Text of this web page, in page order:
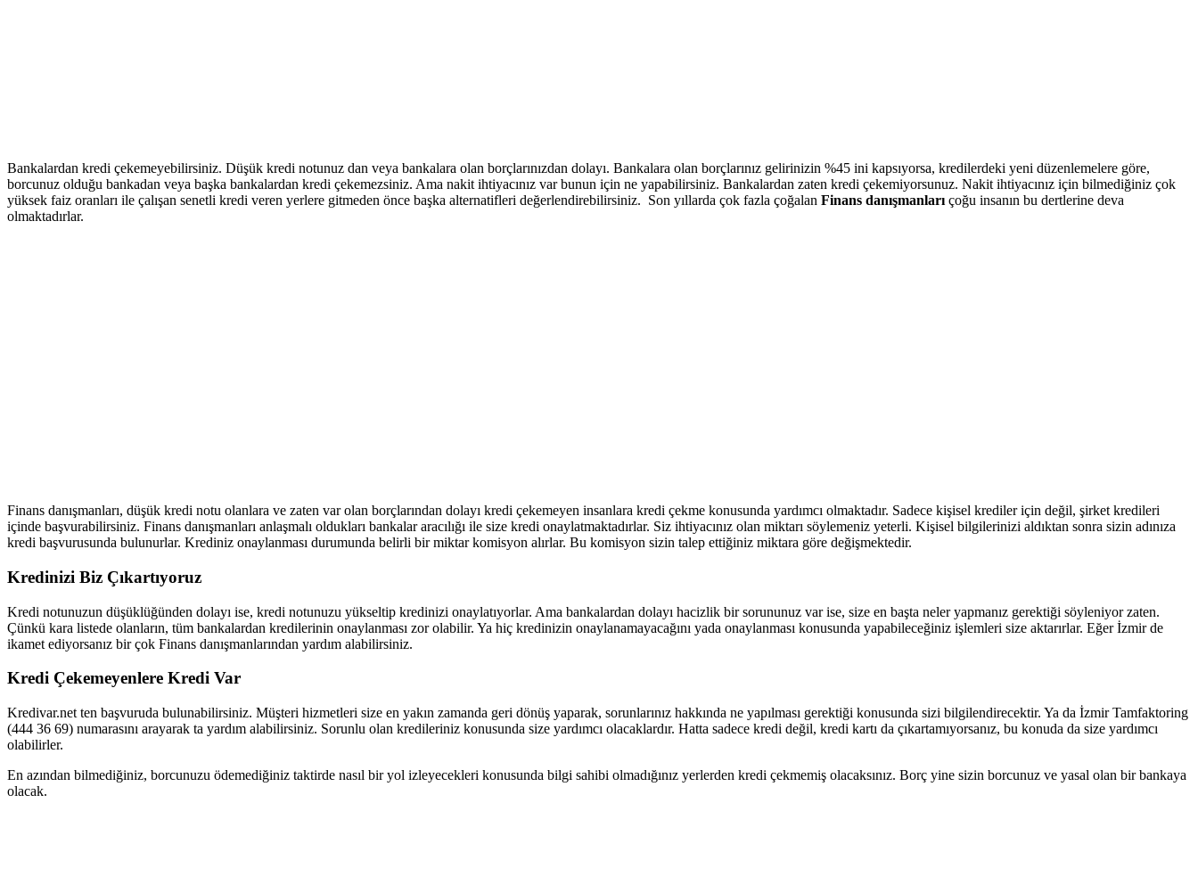
Bankalardan kredi çekemeyebilirsiniz. Düşük kredi notunuz dan veya bankalara olan borçlarınızdan dolayı. Bankalara olan borçlarınız gelirinizin %45 ini kapsıyorsa, kredilerdeki yeni düzenlemelere göre,
borcunuz olduğu bankadan veya başka bankalardan kredi çekemezsiniz. Ama nakit ihtiyacınız var bunun için ne yapabilirsiniz. Bankalardan zaten kredi çekemiyorsunuz. Nakit ihtiyacınız için bilmediğiniz çok
yüksek faiz oranları ile çalışan senetli kredi veren yerlere gitmeden önce başka alternatifleri değerlendirebilirsiniz. Son yıllarda çok fazla çoğalan Finans danışmanları çoğu insanın bu dertlerine deva
olmaktadırlar.
Finans danışmanları, düşük kredi notu olanlara ve zaten var olan borçlarından dolayı kredi çekemeyen insanlara kredi çekme konusunda yardımcı olmaktadır. Sadece kişisel krediler için değil, şirket kredileri
içinde başvurabilirsiniz. Finans danışmanları anlaşmalı oldukları bankalar aracılığı ile size kredi onaylatmaktadırlar. Siz ihtiyacınız olan miktarı söylemeniz yeterli. Kişisel bilgilerinizi aldıktan sonra sizin adınıza
kredi başvurusunda bulunurlar. Krediniz onaylanması durumunda belirli bir miktar komisyon alırlar. Bu komisyon sizin talep ettiğiniz miktara göre değişmektedir.
Kredinizi Biz Çıkartıyoruz
Kredi notunuzun düşüklüğünden dolayı ise, kredi notunuzu yükseltip kredinizi onaylatıyorlar. Ama bankalardan dolayı hacizlik bir sorununuz var ise, size en başta neler yapmanız gerektiği söyleniyor zaten.
Çünkü kara listede olanların, tüm bankalardan kredilerinin onaylanması zor olabilir. Ya hiç kredinizin onaylanamayacağını yada onaylanması konusunda yapabileceğiniz işlemleri size aktarırlar. Eğer İzmir de
ikamet ediyorsanız bir çok Finans danışmanlarından yardım alabilirsiniz.
Kredi Çekemeyenlere Kredi Var
Kredivar.net ten başvuruda bulunabilirsiniz. Müşteri hizmetleri size en yakın zamanda geri dönüş yaparak, sorunlarınız hakkında ne yapılması gerektiği konusunda sizi bilgilendirecektir. Ya da İzmir Tamfaktoring
(444 36 69) numarasını arayarak ta yardım alabilirsiniz. Sorunlu olan kredileriniz konusunda size yardımcı olacaklardır. Hatta sadece kredi değil, kredi kartı da çıkartamıyorsanız, bu konuda da size yardımcı
olabilirler.
En azından bilmediğiniz, borcunuzu ödemediğiniz taktirde nasıl bir yol izleyecekleri konusunda bilgi sahibi olmadığınız yerlerden kredi çekmemiş olacaksınız. Borç yine sizin borcunuz ve yasal olan bir bankaya
olacak.